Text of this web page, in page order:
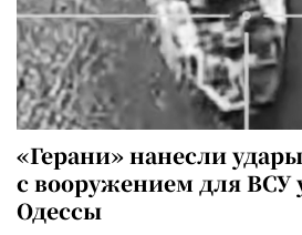
«Герани» нанесли
с вооружением для ВСУ
Одессы